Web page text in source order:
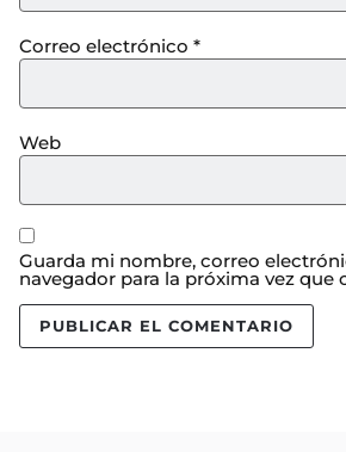
Correo electrónico *
Web
Guarda mi nombre, correo
navegador para la próxima vez que